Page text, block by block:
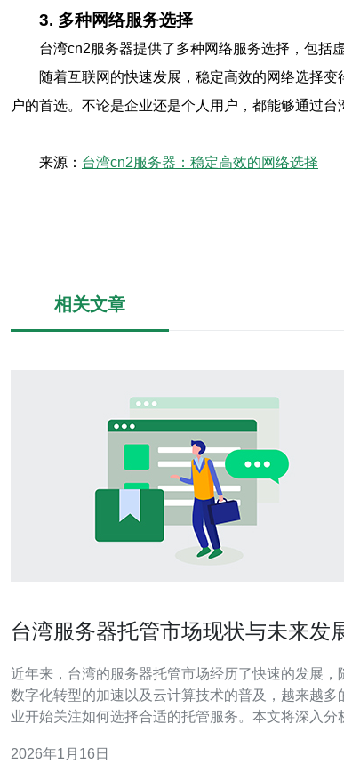
3. 多种网络服务选择
台湾cn2服务器提供了多种网络服务选择，包括
随着互联网的快速发展，稳定高效的网络选择
户的首选。不论是企业还是个人用户，都能够通过台
来源： 台湾cn2服务器：稳定高效的网络选择
相关文章
台湾服务器托管市场现状与未来发
近年来，台湾的服务器托管市场经历了快速的发展，
数字化转型的加速以及云计算技术的普及，越来越多
业开始关注如何选择合适的托管服务。本文将深入分
的影响，旨在为企业在选择托管服务时提供一些有价
2026年1月16日